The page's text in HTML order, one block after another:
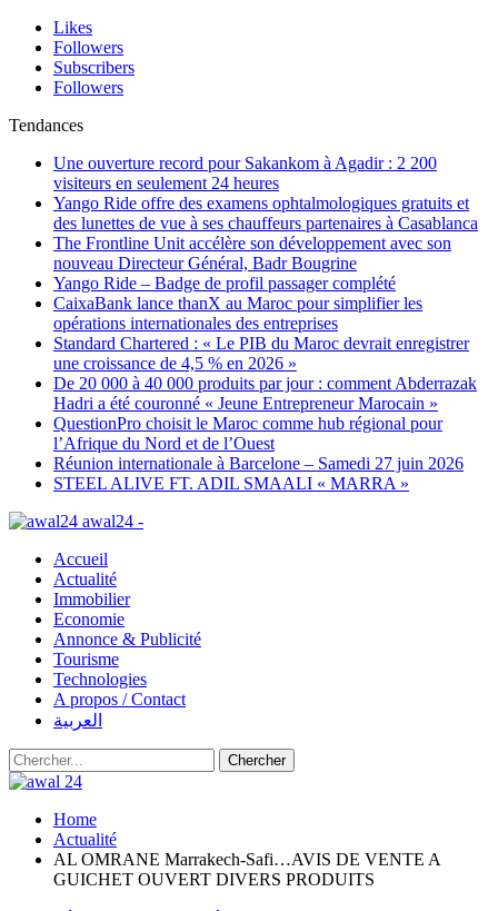
Likes
Followers
Subscribers
Followers
Tendances
Une ouverture record pour Sakankom à Agadir : 2 200
visiteurs en seulement 24 heures
Yango Ride offre des examens ophtalmologiques gratuits et
des lunettes de vue à ses chauffeurs partenaires à Casablanca
The Frontline Unit accélère son développement avec son
nouveau Directeur Général, Badr Bougrine
Yango Ride – Badge de profil passager complété
CaixaBank lance thanX au Maroc pour simplifier les
opérations internationales des entreprises
Standard Chartered : « Le PIB du Maroc devrait enregistrer
une croissance de 4,5 % en 2026 »
De 20 000 à 40 000 produits par jour : comment Abderrazak
Hadri a été couronné « Jeune Entrepreneur Marocain »
QuestionPro choisit le Maroc comme hub régional pour
l’Afrique du Nord et de l’Ouest
Réunion internationale à Barcelone – Samedi 27 juin 2026
STEEL ALIVE FT. ADIL SMAALI « MARRA »
awal24 -
Accueil
Actualité
Immobilier
Economie
Annonce & Publicité
Tourisme
Technologies
A propos / Contact
العربية
Home
Actualité
AL OMRANE Marrakech-Safi…AVIS DE VENTE A
GUICHET OUVERT DIVERS PRODUITS